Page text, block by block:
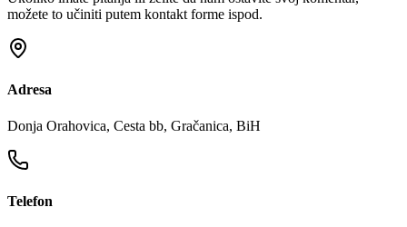
možete to učiniti putem kontakt forme ispod.
Adresa
Donja Orahovica, Cesta bb, Gračanica, BiH
Telefon